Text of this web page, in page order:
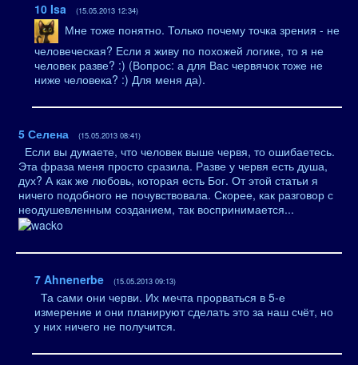
10 Isa (15.05.2013 12:34)
Мне тоже понятно. Только почему точка зрения - не
человеческая? Если я живу по похожей логике, то я не
человек разве? :) (Вопрос: а для Вас червячок тоже не
ниже человека? :) Для меня да).
5 Селена (15.05.2013 08:41)
Если вы думаете, что человек выше червя, то ошибаетесь.
Эта фраза меня просто сразила. Разве у червя есть душа,
дух? А как же любовь, которая есть Бог. От этой статьи я
ничего подобного не почувствовала. Скорее, как разговор с
неодушевленным созданием, так воспринимается...
7 Ahnenerbe (15.05.2013 09:13)
Та сами они черви. Их мечта прорваться в 5-е
измерение и они планируют сделать это за наш счёт, но
у них ничего не получится.